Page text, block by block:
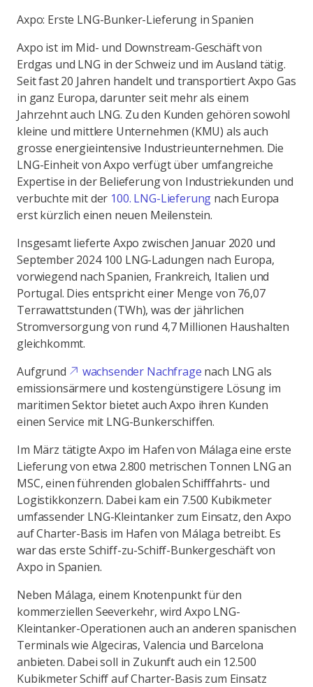
Axpo: Erste LNG-Bunker-Lieferung in Spanien
Axpo ist im Mid- und Downstream-Geschäft von
Erdgas und LNG in der Schweiz und im Ausland tätig.
Seit fast 20 Jahren handelt und transportiert Axpo Gas
in ganz Europa, darunter seit mehr als einem
Jahrzehnt auch LNG. Zu den Kunden gehören sowohl
kleine und mittlere Unternehmen (KMU) als auch
grosse energieintensive Industrieunternehmen. Die
LNG-Einheit von Axpo verfügt über umfangreiche
Expertise in der Belieferung von Industriekunden und
verbuchte mit der 100. LNG-Lieferung nach Europa
erst kürzlich einen neuen Meilenstein.
Insgesamt lieferte Axpo zwischen Januar 2020 und
September 2024 100 LNG-Ladungen nach Europa,
vorwiegend nach Spanien, Frankreich, Italien und
Portugal. Dies entspricht einer Menge von 76,07
Terrawattstunden (TWh), was der jährlichen
Stromversorgung von rund 4,7 Millionen Haushalten
gleichkommt.
Aufgrund
wachsender Nachfrage nach LNG als
emissionsärmere und kostengünstigere Lösung im
maritimen Sektor bietet auch Axpo ihren Kunden
einen Service mit LNG-Bunkerschiffen.
Im März tätigte Axpo im Hafen von Málaga eine erste
Lieferung von etwa 2.800 metrischen Tonnen LNG an
MSC, einen führenden globalen Schifffahrts- und
Logistikkonzern. Dabei kam ein 7.500 Kubikmeter
umfassender LNG-Kleintanker zum Einsatz, den Axpo
auf Charter-Basis im Hafen von Málaga betreibt. Es
war das erste Schiff-zu-Schiff-Bunkergeschäft von
Axpo in Spanien.
Neben Málaga, einem Knotenpunkt für den
kommerziellen Seeverkehr, wird Axpo LNG-
Kleintanker-Operationen auch an anderen spanischen
Terminals wie Algeciras, Valencia und Barcelona
anbieten. Dabei soll in Zukunft auch ein 12.500
Kubikmeter Schiff auf Charter-Basis zum Einsatz